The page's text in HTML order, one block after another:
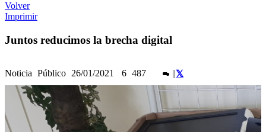
Volver
Imprimir
Juntos reducimos la brecha digital
Noticia Público 26/01/2021 6 487 ||